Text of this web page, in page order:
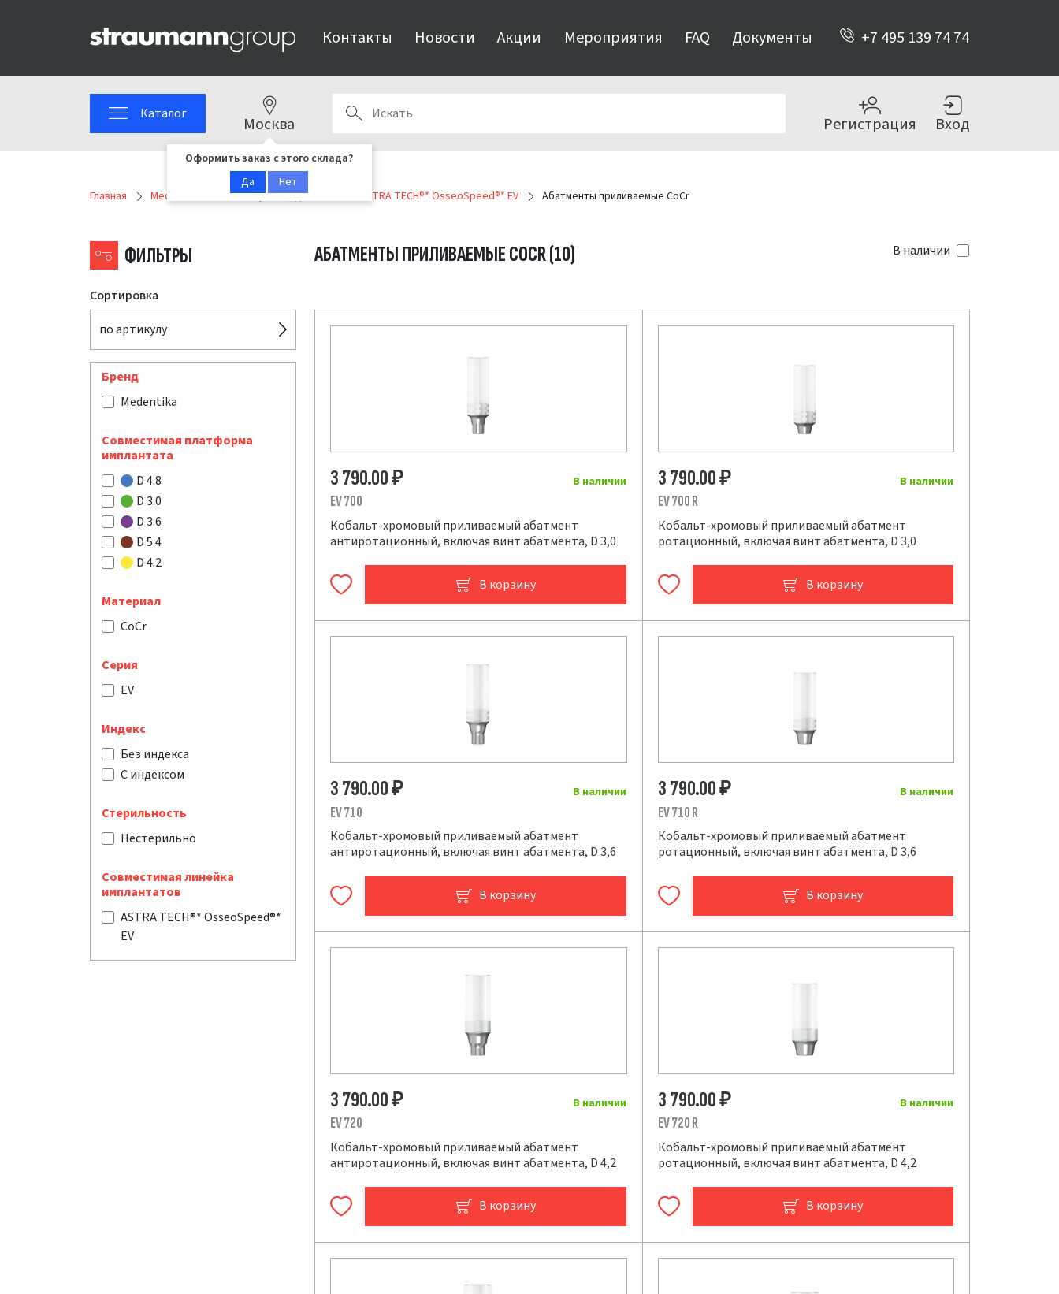
Контакты Новости Акции Мероприятия FAQ Документы +7 495 139 74 74
Каталог Москва
Оформить заказ с этого склада?
Да
Нет
Регистрация Вход
Главная Medentika MPS Серия EV, для системы ASTRA TECH®* OsseoSpeed®* EV Абатменты приливаемые CoCr
ФИЛЬТРЫ
Сортировка
АБАТМЕНТЫ ПРИЛИВАЕМЫЕ COCR(10) В наличии
по артикулу
Бренд
Medentika
Совместимая платформа
имплантата
D 4.8
D 3.0
D 3.6
D 5.4
D 4.2
Материал
CoCr
Серия
EV
Индекс
Без индекса
С индексом
Стерильность
Нестерильно
Совместимая линейка
имплантатов
ASTRA TECH®* OsseoSpeed®*
EV
В наличии
3 790.00₽
EV 700
Кобальт-хромовый приливаемый абатмент
антиротационный, включая винт абатмента, D 3,0
В корзину
В наличии
3 790.00₽
EV 700 R
Кобальт-хромовый приливаемый абатмент
ротационный, включая винт абатмента, D 3,0
В корзину
В наличии
3 790.00₽
EV 710
Кобальт-хромовый приливаемый абатмент
антиротационный, включая винт абатмента, D 3,6
В корзину
В наличии
3 790.00₽
EV 710 R
Кобальт-хромовый приливаемый абатмент
ротационный, включая винт абатмента, D 3,6
В корзину
В наличии
3 790.00₽
EV 720
Кобальт-хромовый приливаемый абатмент
антиротационный, включая винт абатмента, D 4,2
В корзину
В наличии
3 790.00₽
EV 720 R
Кобальт-хромовый приливаемый абатмент
ротационный, включая винт абатмента, D 4,2
В корзину